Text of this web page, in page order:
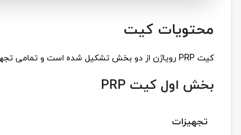
محتویات کیت
کیت PRP رویاژن از دو بخش تشکیل شده است و تمامی تجهیزات موردنیاز برای تهیه پلاسمای غنی از پلاکت را در اختیار پزشک قرار می دهد:
بخش اول کیت PRP
تجهیزات